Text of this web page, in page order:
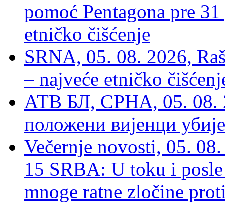
pomoć Pentagona pre
etničko čišćenje
SRNA, 05. 08. 2026,
– najveće etničko
АТВ БЛ, СРНА, 05. 08.
положени вијенци
Večernje novosti, 05.
15 SRBA: U toku i
mnoge ratne zločine